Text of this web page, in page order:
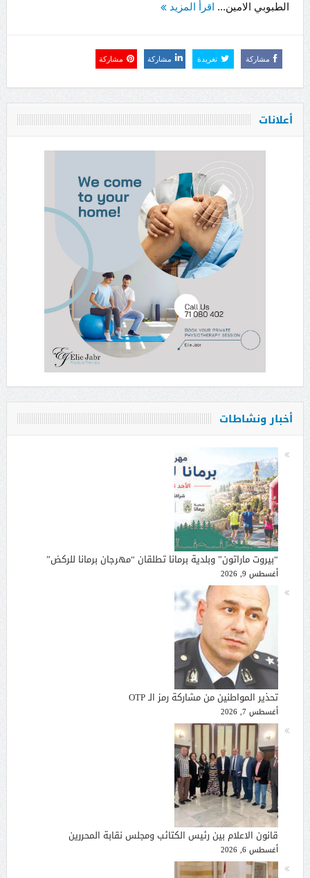
الطبوبي الامين... اقرأ المزيد
مشاركة تغريدة مشاركة مشاركة
أعلانات
أخبار ونشاطات
“بيروت ماراتون” وبلدية برمانا تطلقان “مهرجان برمانا للركض”
أغسطس 9, 2026
تحذير المواطنين من مشاركة رمز الـ OTP
أغسطس 7, 2026
قانون الاعلام بين رئيس الكتائب ومجلس نقابة المحررين
أغسطس 6, 2026